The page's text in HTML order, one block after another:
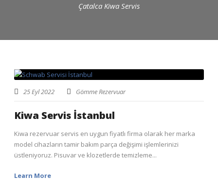
Çatalca Kiwa Servis
25 Eyl 2022 Gömme Rezervuar
Kiwa Servis İstanbul
Kiwa rezervuar servis en uygun fiyatlı firma olarak her marka
model cihazların tamir bakım parça değişimi işlemlerinizi
üstleniyoruz. Pisuvar ve klozetlerde temizleme...
Learn More